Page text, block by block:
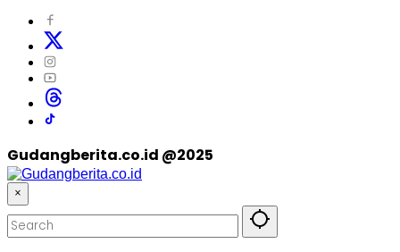
Gudangberita.co.id @2025
×